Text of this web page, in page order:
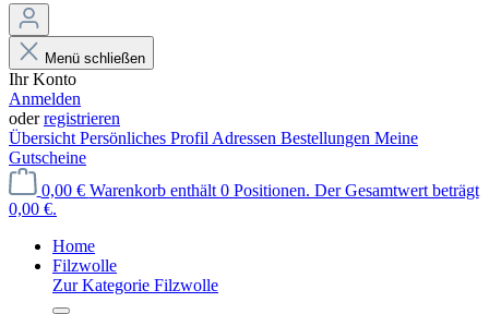
Menü schließen
Ihr Konto
Anmelden
oderregistrieren
Übersicht Persönliches Profil Adressen Bestellungen Meine
Gutscheine
0,00 € Warenkorb enthält 0 Positionen. Der Gesamtwert beträgt
0,00 €.
Home
Filzwolle
Zur Kategorie Filzwolle